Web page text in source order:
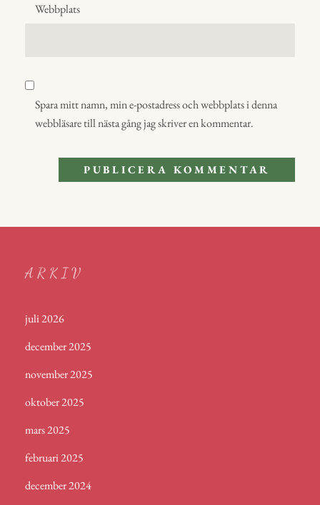
Webbplats
Spara mitt namn, min e-postadress och webbplats i denna
webbläsare till nästa gång jag skriver en kommentar.
ARKIV
juli 2026
december 2025
november 2025
oktober 2025
mars 2025
februari 2025
december 2024